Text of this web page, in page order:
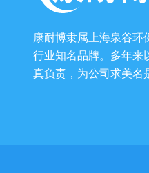
康耐博隶属上海泉谷环
行业知名品牌。多年来
真负责，为公司求美名